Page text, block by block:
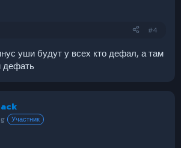
#4
уши будут у всех кто дефал, а там
дефать
Участник